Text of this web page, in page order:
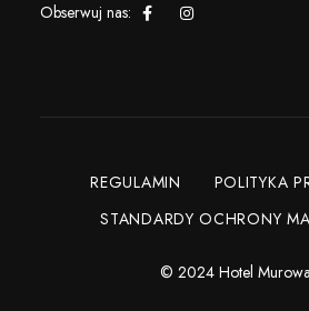
Obserwuj nas:
REGULAMIN
POLITYKA
STANDARDY OCHRONY
© 2024 Hotel